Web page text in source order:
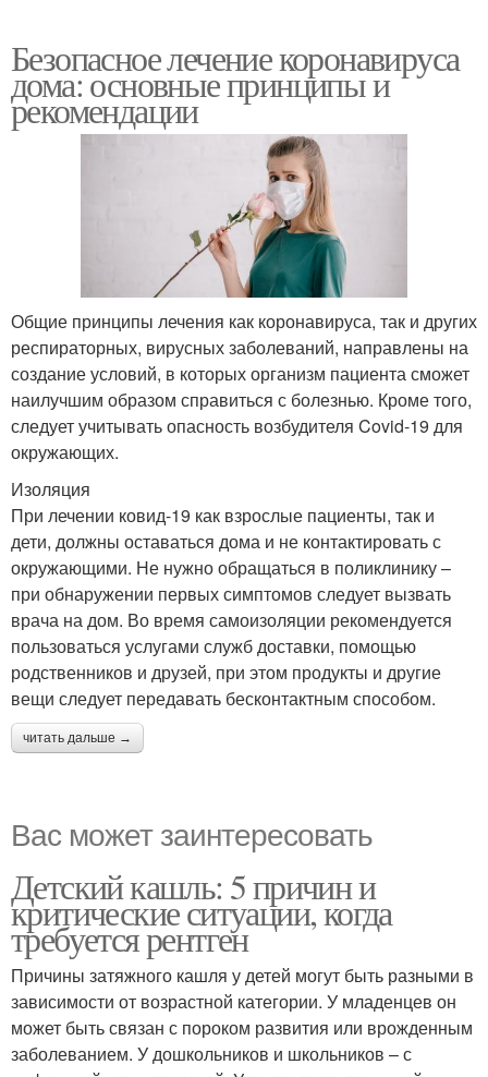
Безопасное лечение коронавируса
дома: основные принципы и
рекомендации
Общие принципы лечения как коронавируса, так и других
респираторных, вирусных заболеваний, направлены на
создание условий, в которых организм пациента сможет
наилучшим образом справиться с болезнью. Кроме того,
следует учитывать опасность возбудителя Covid-19 для
окружающих.
Изоляция
При лечении ковид-19 как взрослые пациенты, так и
дети, должны оставаться дома и не контактировать с
окружающими. Не нужно обращаться в поликлинику –
при обнаружении первых симптомов следует вызвать
врача на дом. Во время самоизоляции рекомендуется
пользоваться услугами служб доставки, помощью
родственников и друзей, при этом продукты и другие
вещи следует передавать бесконтактным способом.
читать дальше →
Вас может заинтересовать
Детский кашль: 5 причин и
критические ситуации, когда
требуется рентген
Причины затяжного кашля у детей могут быть разными в
зависимости от возрастной категории. У младенцев он
может быть связан с пороком развития или врожденным
заболеванием. У дошкольников и школьников – с